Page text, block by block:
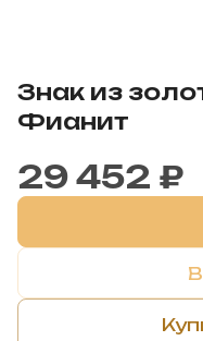
Знак из
Фианит
29 452 ₽